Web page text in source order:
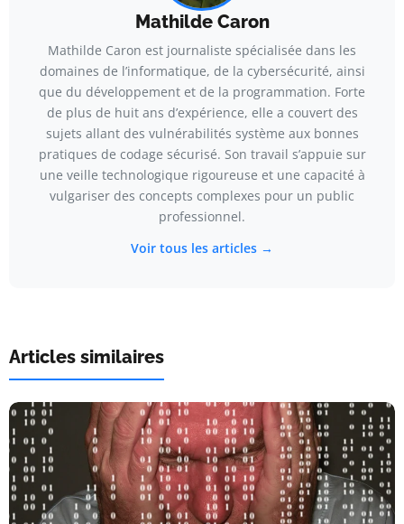
Mathilde Caron
Mathilde Caron est journaliste spécialisée dans les
domaines de l’informatique, de la cybersécurité, ainsi
que du développement et de la programmation. Forte
de plus de huit ans d’expérience, elle a couvert des
sujets allant des vulnérabilités système aux bonnes
pratiques de codage sécurisé. Son travail s’appuie sur
une veille technologique rigoureuse et une capacité à
vulgariser des concepts complexes pour un public
professionnel.
Voir tous les articles →
Articles similaires